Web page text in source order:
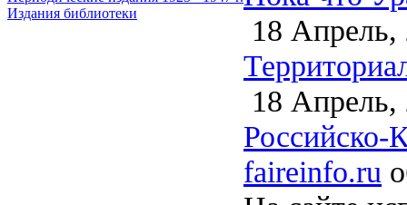
Издания библиотеки
18 Апрель,
18 Апрель,
Российско-
faireinfo.ru